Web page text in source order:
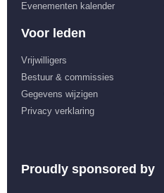
Evenementen kalender
Voor leden
Vrijwilligers
Bestuur & commissies
Gegevens wijzigen
Privacy verklaring
Proudly sponsored by